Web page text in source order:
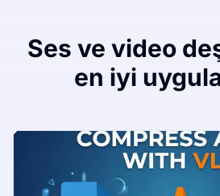
Ses ve video
en iyi